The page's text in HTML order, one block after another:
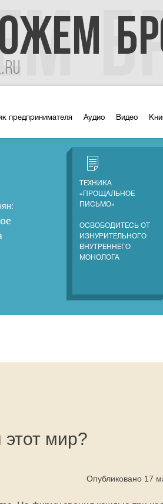
предпринимателя Аудио Видео
ТЕХНИКА
«ПРОЩАЛЬНОЕ
ПИСЬМО»
ОСВОБОДИТЕСЬ ОТ
ИЗНУРИТЕЛЬНОГО
ВНУТРЕННЕГО
МОНОЛОГА
мир?
Опубликовано 17